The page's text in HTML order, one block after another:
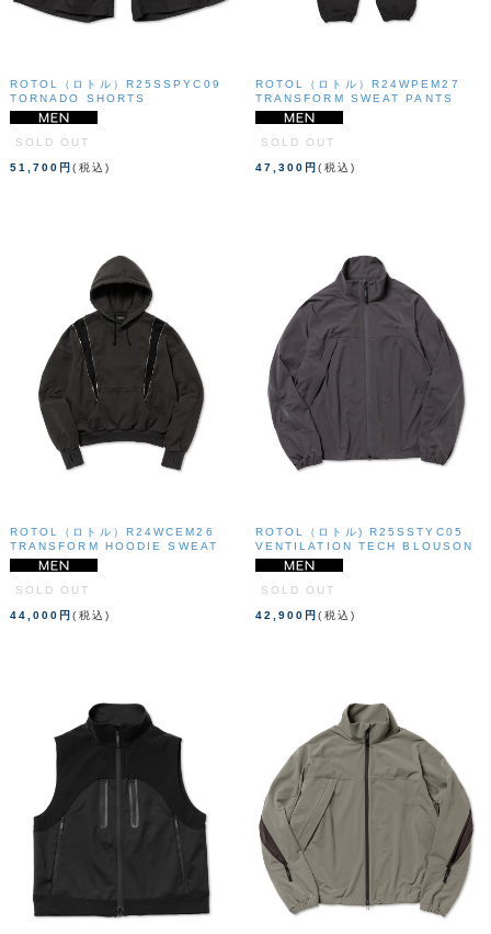
ROTOL（ロトル）R25SSPYC09
TORNADO SHORTS
SOLD OUT
51,700円(税込)
ROTOL（ロトル）R24WPEM27
TRANSFORM SWEAT PANTS
SOLD OUT
47,300円(税込)
ROTOL（ロトル）R24WCEM26
TRANSFORM HOODIE SWEAT
SOLD OUT
44,000円(税込)
ROTOL（ロトル) R25SSTYC05
VENTILATION TECH BLOUSON
SOLD OUT
42,900円(税込)